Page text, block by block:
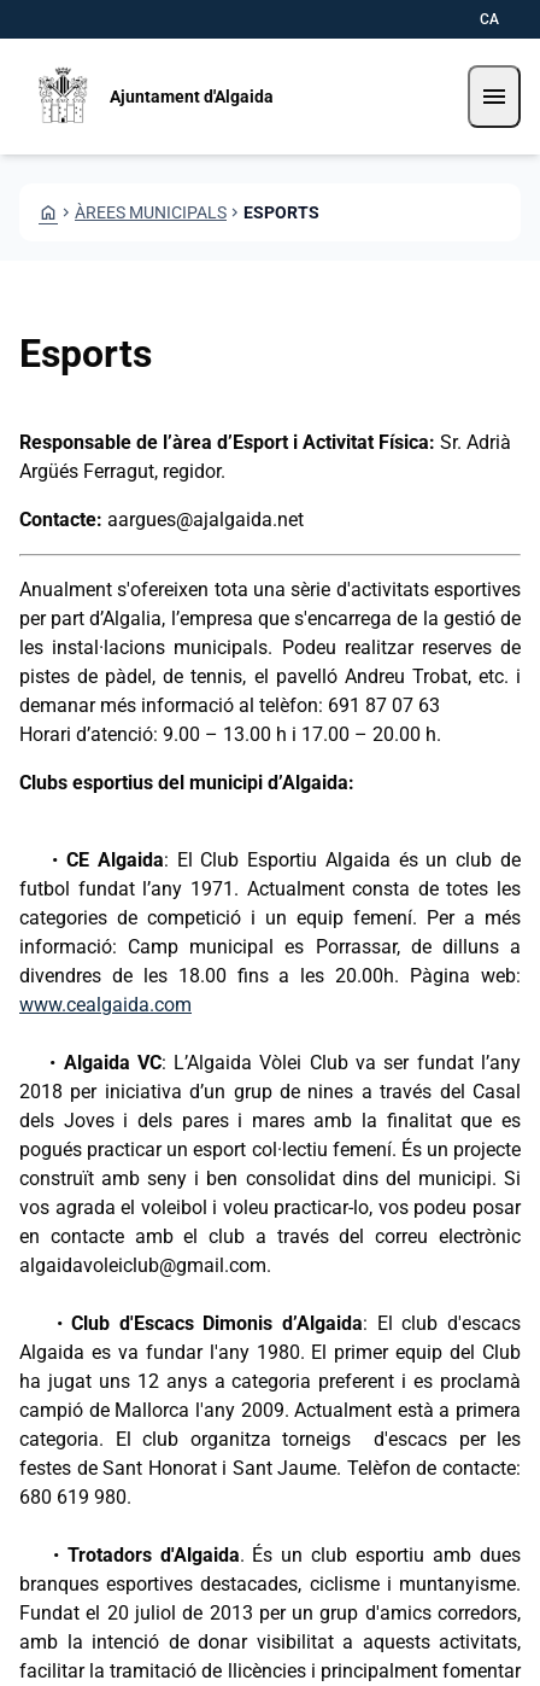
CA
Ajuntament d'Algaida menu
HOME CHEVRON_RIGHT ÀREES MUNICIPALS CHEVRON_RIGHT ESPORTS
Esports
Responsable de l’àrea d’Esport i Activitat Física: Sr. Adrià
Argüés Ferragut, regidor.
Contacte: aargues@ajalgaida.net
Anualment s'ofereixen tota una sèrie d'activitats esportives
per part d’Algalia, l’empresa que s'encarrega de la gestió de
les instal·lacions municipals. Podeu realitzar reserves de
pistes de pàdel, de tennis, el pavelló Andreu Trobat, etc. i
demanar més informació al telèfon: 691 87 07 63
Horari d’atenció: 9.00 – 13.00 h i 17.00 – 20.00 h.
Clubs esportius del municipi d’Algaida:
• CE Algaida: El Club Esportiu Algaida és un club de
futbol fundat l’any 1971. Actualment consta de totes les
categories de competició i un equip femení. Per a més
informació: Camp municipal es Porrassar, de dilluns a
divendres de les 18.00 fins a les 20.00h. Pàgina web:
www.cealgaida.com
• Algaida VC: L’Algaida Vòlei Club va ser fundat l’any
2018 per iniciativa d’un grup de nines a través del Casal
dels Joves i dels pares i mares amb la finalitat que es
pogués practicar un esport col·lectiu femení. És un projecte
construït amb seny i ben consolidat dins del municipi. Si
vos agrada el voleibol i voleu practicar-lo, vos podeu posar
en contacte amb el club a través del correu electrònic
algaidavoleiclub@gmail.com.
•Club d'Escacs Dimonis d’Algaida: El club d'escacs
Algaida es va fundar l'any 1980. El primer equip del Club
ha jugat uns 12 anys a categoria preferent i es proclamà
campió de Mallorca l'any 2009. Actualment està a primera
categoria. El club organitza torneigs d'escacs per les
festes de Sant Honorat i Sant Jaume. Telèfon de contacte:
680 619 980.
• Trotadors d'Algaida. És un club esportiu amb dues
branques esportives destacades, ciclisme i muntanyisme.
Fundat el 20 juliol de 2013 per un grup d'amics corredors,
amb la intenció de donar visibilitat a aquests activitats,
facilitar la tramitació de llicències i principalment fomentar